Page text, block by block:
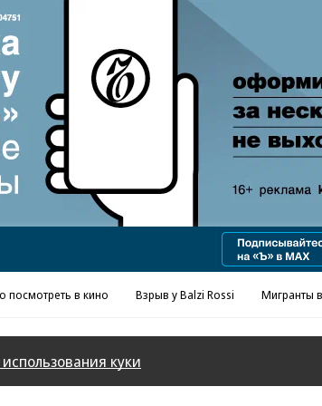
Реклама в «Ъ» www.kommersant.ru/ad
посмотреть в кино Взрыв у Balzi Rossi Мигранты
куки